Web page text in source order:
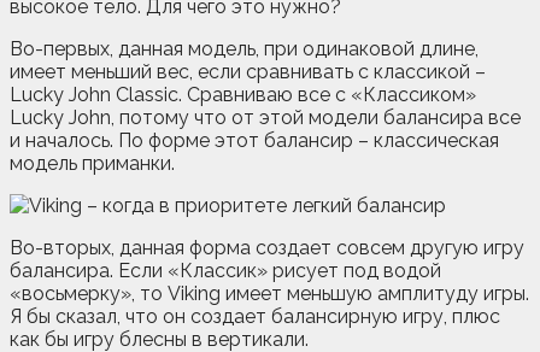
высокое тело. Для чего это нужно?
Во-первых, данная модель, при одинаковой длине,
имеет меньший вес, если сравнивать с классикой –
Lucky John Classic. Сравниваю все с «Классиком»
Lucky John, потому что от этой модели балансира все
и началось. По форме этот балансир – классическая
модель приманки.
Во-вторых, данная форма создает совсем другую игру
балансира. Если «Классик» рисует под водой
«восьмерку», то Viking имеет меньшую амплитуду игры.
Я бы сказал, что он создает балансирную игру, плюс
как бы игру блесны в вертикали.